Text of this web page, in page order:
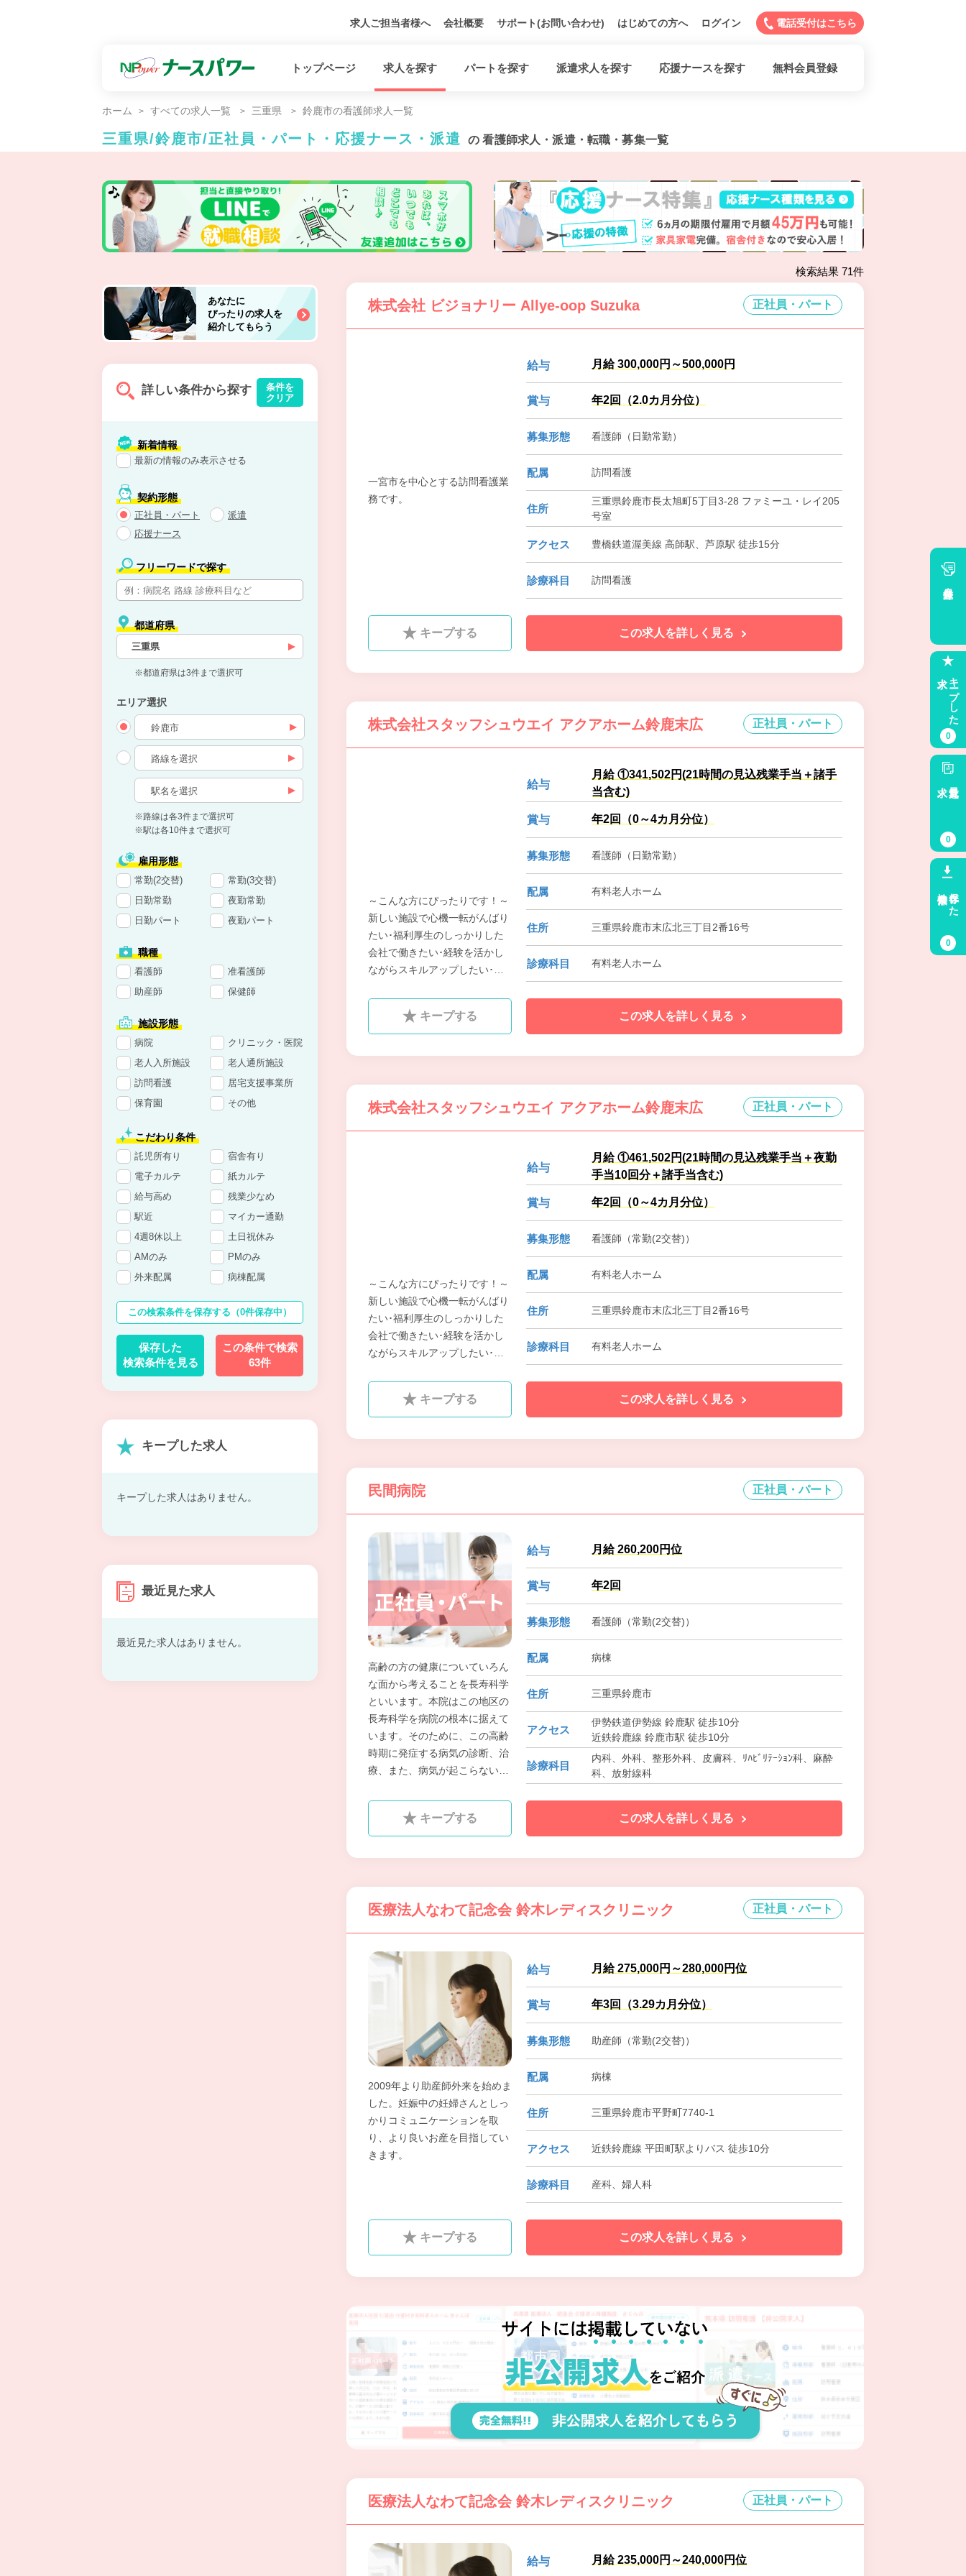
求人ご担当者様へ 会社概要 サポート(お問い合わせ) はじめての方へ ログイン 電話受付はこちら
トップページ 求人を探す パートを探す 派遣求人を探す 応援ナースを探す 無料会員登録
ホーム すべての求人一覧 三重県 鈴鹿市の看護師求人一覧
三重県/鈴鹿市/正社員・パート・応援ナース・派遣 の 看護師求人・派遣・転職・募集一覧
検索結果 71件
株式会社 ビジョナリー Allye-oop Suzuka 正社員・パート
一宮市を中心とする訪問看護業
務です。
給与 月給 300,000円～500,000円
賞与 年2回（2.0カ月分位）
募集形態 看護師（日勤常勤）
配属 訪問看護
住所
三重県鈴鹿市長太旭町5丁目3-28 ファミーユ・レイ205
号室
アクセス 豊橋鉄道渥美線 高師駅、芦原駅 徒歩15分
診療科目 訪問看護
キープする この求人を詳しく見る
株式会社スタッフシュウエイ アクアホーム鈴鹿末広 正社員・パート
～こんな方にぴったりです！～
新しい施設で心機一転がんばり
たい･福利厚生のしっかりした
会社で働きたい･経験を活かし
ながらスキルアップしたい･頑
族や大切な人を安心させたい
給与
月給 ①341,502円(21時間の見込残業手当＋諸手
当含む)
賞与 年2回（0～4カ月分位）
募集形態 看護師（日勤常勤）
配属 有料老人ホーム
住所 三重県鈴鹿市末広北三丁目2番16号
診療科目 有料老人ホーム
キープする この求人を詳しく見る
株式会社スタッフシュウエイ アクアホーム鈴鹿末広 正社員・パート
～こんな方にぴったりです！～
新しい施設で心機一転がんばり
たい･福利厚生のしっかりした
会社で働きたい･経験を活かし
ながらスキルアップしたい･頑
族や大切な人を安心させたい
給与
月給 ①461,502円(21時間の見込残業手当＋夜勤
手当10回分＋諸手当含む)
賞与 年2回（0～4カ月分位）
募集形態 看護師（常勤(2交替)）
配属 有料老人ホーム
住所 三重県鈴鹿市末広北三丁目2番16号
診療科目 有料老人ホーム
キープする この求人を詳しく見る
民間病院 正社員・パート
高齢の方の健康についていろん
な面から考えることを長寿科学
といいます。本院はこの地区の
長寿科学を病院の根本に据えて
います。そのために、この高齢
時期に発症する病気の診断、治
療、また、病気が起こらないよ
いろんな形で研究、実行してい
給与 月給 260,200円位
賞与 年2回
募集形態 看護師（常勤(2交替)）
配属 病棟
住所 三重県鈴鹿市
アクセス
伊勢鉄道伊勢線 鈴鹿駅 徒歩10分
近鉄鈴鹿線 鈴鹿市駅 徒歩10分
診療科目
内科、外科、整形外科、皮膚科、ﾘﾊﾋﾞﾘﾃｰｼｮﾝ科、麻酔
科、放射線科
キープする この求人を詳しく見る
医療法人なわて記念会 鈴木レディスクリニック 正社員・パート
2009年より助産師外来を始めま
した。妊娠中の妊婦さんとしっ
かりコミュニケーションを取
り、より良いお産を目指してい
きます。
給与 月給 275,000円～280,000円位
賞与 年3回（3.29カ月分位）
募集形態 助産師（常勤(2交替)）
配属 病棟
住所 三重県鈴鹿市平野町7740-1
アクセス 近鉄鈴鹿線 平田町駅よりバス 徒歩10分
診療科目 産科、婦人科
キープする この求人を詳しく見る
医療法人なわて記念会 鈴木レディスクリニック 正社員・パート
給与 月給 235,000円～240,000円位
あなたに
ぴったりの求人を
紹介してもらう
詳しい条件から探す
条件を
クリア
新着情報
最新の情報のみ表示させる
契約形態
正社員・パート
派遣
応援ナース
フリーワードで探す
都道府県
三重県
※都道府県は3件まで選択可
エリア選択
※路線は各3件まで選択可
※駅は各10件まで選択可
雇用形態
常勤(2交替)
常勤(3交替)
日勤常勤
夜勤常勤
日勤パート
夜勤パート
職種
看護師
准看護師
助産師
保健師
施設形態
病院
クリニック・医院
老人入所施設
老人通所施設
訪問看護
居宅支援事業所
保育園
その他
こだわり条件
託児所有り
宿舎有り
電子カルテ
紙カルテ
給与高め
残業少なめ
駅近
マイカー通勤
4週8休以上
土日祝休み
AMのみ
PMのみ
外来配属
病棟配属
この検索条件を保存する （0件保存中）
保存した
検索条件を見る
この条件で検索
63件
キープした求人
キープした求人はありません。
最近見た求人
最近見た求人はありません。
キープした
0
最近見た
0
保存した
0